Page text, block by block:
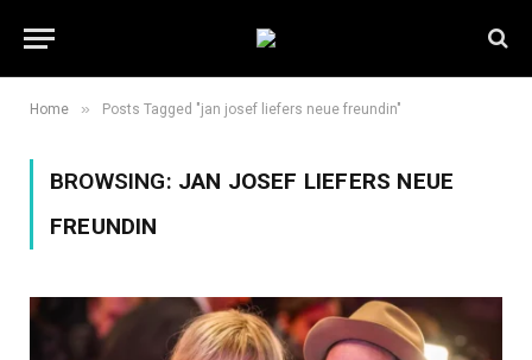
Home » Posts Tagged "jan josef liefers neue freundin"
BROWSING: JAN JOSEF LIEFERS NEUE
FREUNDIN